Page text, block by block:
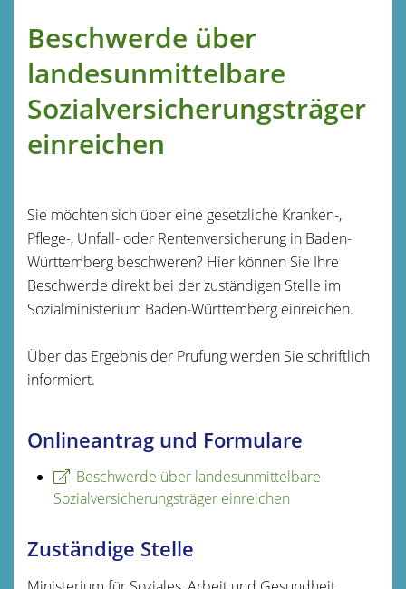
Beschwerde über
landesunmittelbare
Sozialversicherungsträger
einreichen
Sie möchten sich über eine gesetzliche Kranken-,
Pflege-, Unfall- oder Rentenversicherung in Baden-
Württemberg beschweren? Hier können Sie Ihre
Beschwerde direkt bei der zuständigen Stelle im
Sozialministerium Baden-Württemberg einreichen.
Über das Ergebnis der Prüfung werden Sie schriftlich
informiert.
Onlineantrag und Formulare
Beschwerde über landesunmittelbare
Sozialversicherungsträger einreichen
Zuständige Stelle